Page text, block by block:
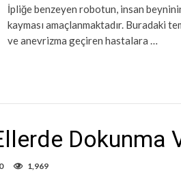
İpliğe benzeyen robotun, insan
kayması amaçlanmaktadır. Buradaki
ve anevrizma geçiren hastalara …
Dokunma
0 1,969